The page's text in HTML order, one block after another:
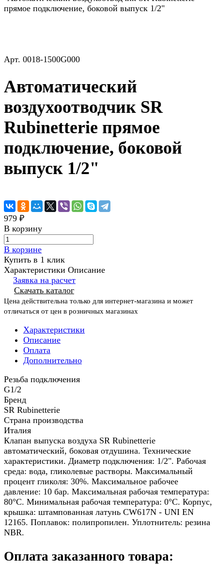
прямое подключение, боковой выпуск 1/2"
Арт. 0018-1500G000
Автоматический
воздухоотводчик SR
Rubinetterie прямое
подключение, боковой
выпуск 1/2"
979 ₽
В корзину
В корзине
Купить в 1 клик
Характеристики Описание
Заявка на расчет
Скачать каталог
Цена действительна только для интернет-магазина и может
отличаться от цен в розничных магазинах
Характеристики
Описание
Оплата
Дополнительно
Резьба подключения
G1/2
Бренд
SR Rubinetterie
Страна производства
Италия
Клапан выпуска воздуха SR Rubinetterie
автоматический, боковая отдушина. Технические
характеристики. Диаметр подключения: 1/2". Рабочая
среда: вода, гликолевые растворы. Максимальный
процент гликоля: 30%. Максимальное рабочее
давление: 10 бар. Максимальная рабочая температура:
80°C. Минимальная рабочая температура: 0°C. Корпус,
крышка: штампованная латунь CW617N - UNI EN
12165. Поплавок: полипропилен. Уплотнитель: резина
NBR.
Оплата заказанного товара: